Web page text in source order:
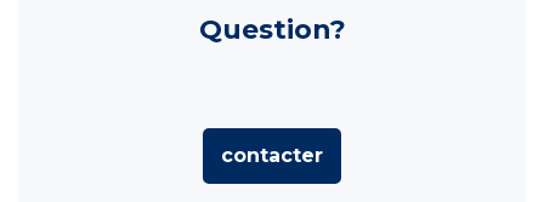
Question?
contacter